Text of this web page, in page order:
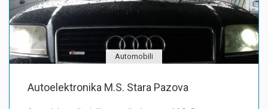
Automobili
Autoelektronika M.S. Stara Pazova